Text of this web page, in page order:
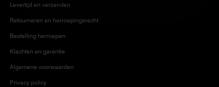
Levertijd en verzenden
Retourneren en herroepingsrecht
Bestelling herroepen
Klachten en garantie
Algemene voorwaarden
Privacy policy